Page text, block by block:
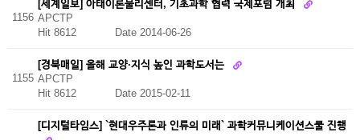
1156
[세계일보] 아태이론물리센터, 기초과학 협력 국제포럼 개최
APCTP
Hit 8612
Date 2014-06-26
1155
[경북매일] 올해 교양·지식 높인 과학도서는
APCTP
Hit 8612
Date 2015-02-11
[디지털타임스] `현대우주론과 인류의 미래` 과학커뮤니케이션스쿨 진행